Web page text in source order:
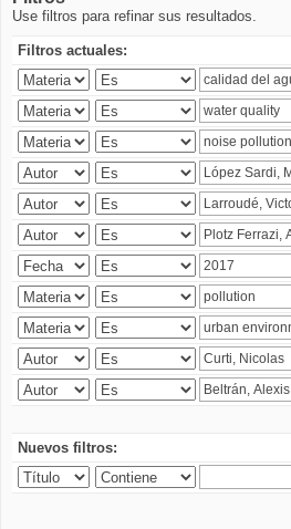
Use filtros para refinar sus resultados.
Filtros actuales:
Nuevos filtros: